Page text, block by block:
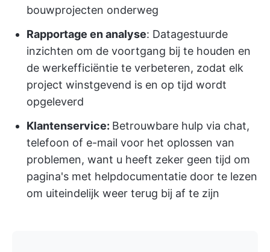
bouwprojecten onderweg
Rapportage en analyse: Datagestuurde
inzichten om de voortgang bij te houden en
de werkefficiëntie te verbeteren, zodat elk
project winstgevend is en op tijd wordt
opgeleverd
Klantenservice: Betrouwbare hulp via chat,
telefoon of e-mail voor het oplossen van
problemen, want u heeft zeker geen tijd om
pagina's met helpdocumentatie door te lezen
om uiteindelijk weer terug bij af te zijn